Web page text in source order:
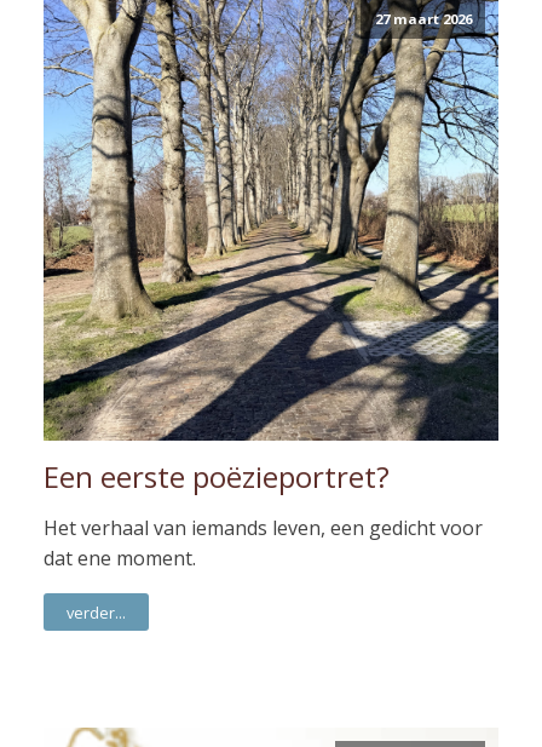
27 maart 2026
Een eerste poëzieportret?
Het verhaal van iemands leven, een gedicht voor
dat ene moment.
verder...